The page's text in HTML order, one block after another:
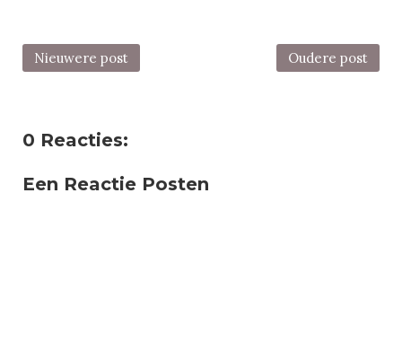
Nieuwere post Oudere post
0 Reacties:
Een Reactie Posten